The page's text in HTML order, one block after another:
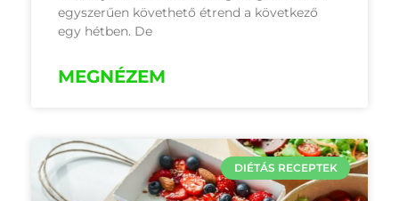
egyszerűen követhető étrend a következő
egy hétben. De
MEGNÉZEM
DIÉTÁS RECEPTEK